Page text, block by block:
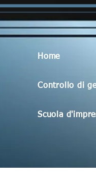
Home
Controllo di
Scuola